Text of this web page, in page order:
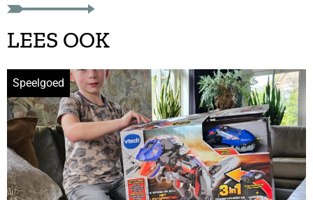
LEES OOK
Speelgoed